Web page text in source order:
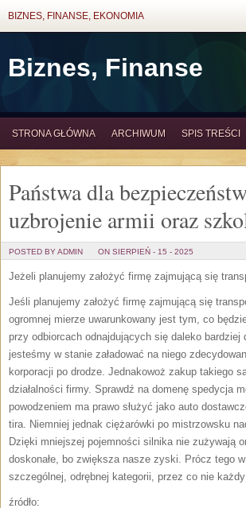
BIZNES, FINANSE, EKONOMIA
Biznes, Finanse
STRONA GŁÓWNA ARCHIWUM SPIS TREŚCI
Państwa dla
uzbrojenie armii oraz
POSTED BY ADMIN ON SIERPIEŃ - 15 - 2025
Jeżeli planujemy założyć firmę zajmującą się
Jeśli planujemy założyć firmę zajmującą się
ogromnej mierze uwarunkowany jest tym, co
przy odbiorcach odnajdujących się daleko
jesteśmy w stanie załadować na niego
korporacji po drodze. Jednakowoż zakup takiego
działalności firmy. Sprawdź na domenę spedycja
powodzeniem ma prawo służyć jako auto
tira. Niemniej jednak ciężarówki po mistrzowsku
Dzięki mniejszej pojemności silnika nie zużywają
doskonałe, bo zwiększa nasze zyski. Prócz tego
szczególnej, odrębnej kategorii, przez co nie
źródło: